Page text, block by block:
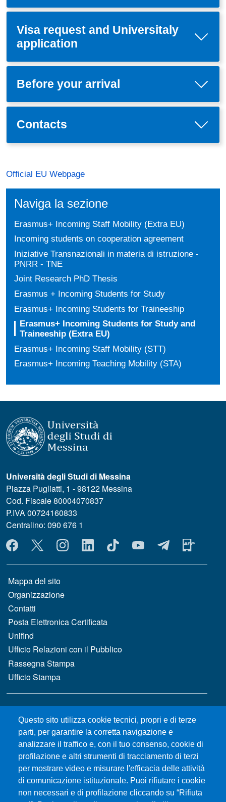
Visa request and Universitaly
application
Before your arrival
Contacts
Official EU Webpage
Naviga la sezione
Erasmus+ Incoming Staff Mobility (Extra EU)
Incoming students on cooperation agreement
Iniziative Transnazionali in materia di istruzione -
PNRR - TNE
Joint Research PhD Thesis
Erasmus + Incoming Students for Study
Erasmus+ Incoming Students for Traineeship
Erasmus+ Incoming Students for Study and
Traineeship (Extra EU)
Erasmus+ Incoming Staff Mobility (STT)
Erasmus+ Incoming Teaching Mobility (STA)
Questo sito utilizza cookie tecnici, propri e di terze
parti, per garantire la corretta navigazione e
analizzare il traffico e, con il tuo consenso, cookie di
profilazione e altri strumenti di tracciamento di terzi
per mostrare video e misurare l'efficacia delle attività
di comunicazione istituzionale. Puoi rifiutare i cookie
non necessari e di profilazione cliccando su “Rifiuta
Università degli Studi di Messina
Piazza Pugliatti, 1 - 98122 Messina
Cod. Fiscale 80004070837
P.IVA 00724160833
Centralino: 090 676 1
MENÙ SOCIAL
MENÙ FOOTER 1
Mappa del sito
Organizzazione
Contatti
Posta Elettronica Certificata
Unifind
Ufficio Relazioni con il Pubblico
Rassegna Stampa
Ufficio Stampa
MENÙ FOOTER 2
Bandi e concorsi
Gare d'appalto
Albo online
CIAM - Servizi Informatici
Brand Identity
Elenco siti tematici
Servizi per Disabilità e DSA